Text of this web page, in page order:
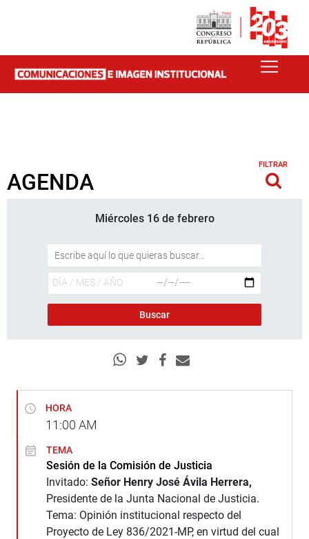
AGENDA
FILTRAR
Miércoles 16 de febrero
HORA
11:00 AM
TEMA
Sesión de la Comisión de Justicia
Invitado: Señor Henry José Ávila Herrera,
Presidente de la Junta Nacional de Justicia.
Tema: Opinión institucional respecto del
Proyecto de Ley 836/2021-MP, en virtud del cual